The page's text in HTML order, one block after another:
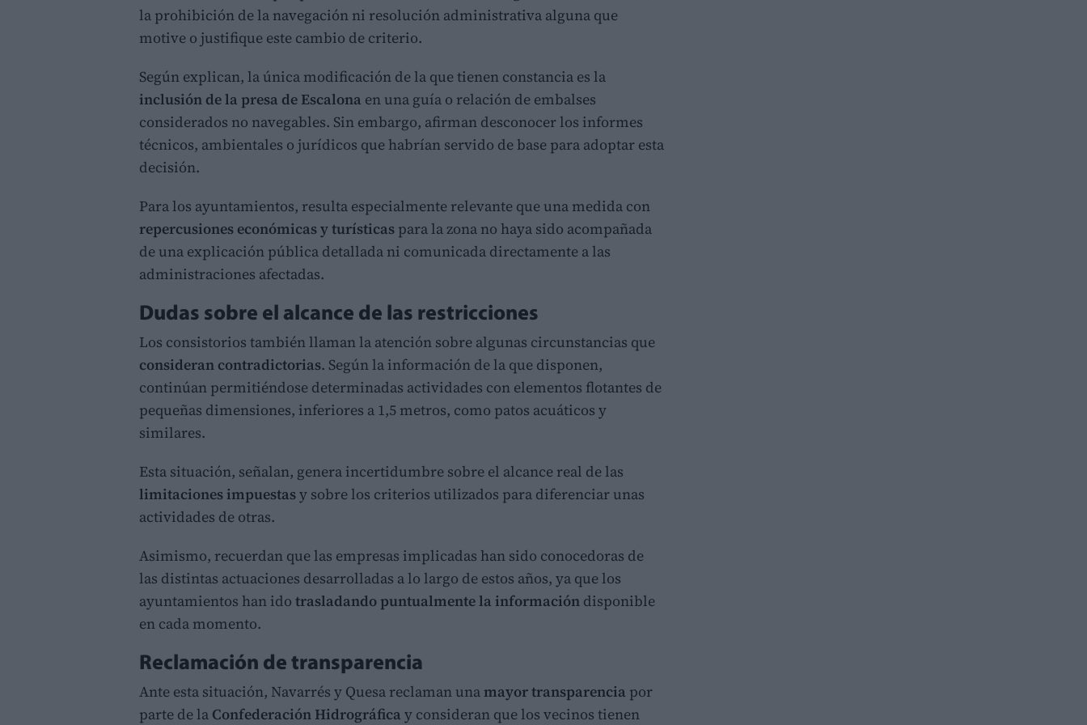
la prohibición de la navegación ni resolución administrativa alguna que
motive o justifique este cambio de criterio.
Según explican, la única modificación de la que tienen constancia es la
inclusión de la presa de Escalona en una guía o relación de embalses
considerados no navegables. Sin embargo, afirman desconocer los informes
técnicos, ambientales o jurídicos que habrían servido de base para adoptar esta
decisión.
Para los ayuntamientos, resulta especialmente relevante que una medida con
repercusiones económicas y turísticas para la zona no haya sido acompañada
de una explicación pública detallada ni comunicada directamente a las
administraciones afectadas.
Dudas sobre el alcance de las restricciones
Los consistorios también llaman la atención sobre algunas circunstancias que
consideran contradictorias. Según la información de la que disponen,
continúan permitiéndose determinadas actividades con elementos flotantes de
pequeñas dimensiones, inferiores a 1,5 metros, como patos acuáticos y
similares.
Esta situación, señalan, genera incertidumbre sobre el alcance real de las
limitaciones impuestasy sobre los criterios utilizados para diferenciar unas
actividades de otras.
Asimismo, recuerdan que las empresas implicadas han sido conocedoras de
las distintas actuaciones desarrolladas a lo largo de estos años, ya que los
ayuntamientos han ido trasladando puntualmente la información disponible
en cada momento.
Reclamación de transparencia
Ante esta situación, Navarrés y Quesa reclaman unamayor transparencia por
parte de la Confederación Hidrográfica y consideran que los vecinos tienen